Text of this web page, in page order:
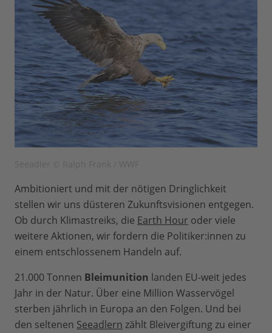
Ambitioniert und mit der nötigen Dringlichkeit
stellen wir uns düsteren Zukunftsvisionen entgegen.
Ob durch Klimastreiks, die Earth Hour oder viele
weitere Aktionen, wir fordern die Politiker:innen zu
einem entschlossenem Handeln auf.
21.000 Tonnen Bleimunition landen EU-weit jedes
Jahr in der Natur. Über eine Million Wasservögel
sterben jährlich in Europa an den Folgen. Und bei
den seltenen Seeadlern zählt Bleivergiftung zu einer